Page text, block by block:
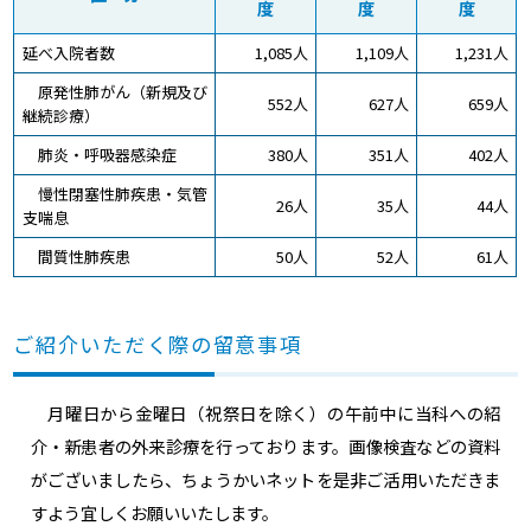
度 度 度
延べ入院者数 1,085人 1,109人
1,231人
原発性肺がん（新規及び
継続診療）
552人 627人 659人
肺炎・呼吸器感染症 380人 351人
402人
慢性閉塞性肺疾患・気管
支喘息
26人 35人 44人
間質性肺疾患 50人 52人 61人
ご紹介いただく際の留意事項
月曜日から金曜日（祝祭日を除く）の午前中に当科への紹
介・新患者の外来診療を行っております。画像検査などの資料
がございましたら、ちょうかいネットを是非ご活用いただきま
すよう宜しくお願いいたします。